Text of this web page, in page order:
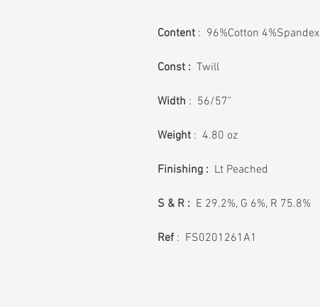
Content : 96%Cotton 4%Spandex
Const : Twill
Width : 56/57"
Weight : 4.80 oz
Finishing : Lt Peached
S & R : E 29.2%, G 6%, R 75.8%
Ref : FS0201261A1